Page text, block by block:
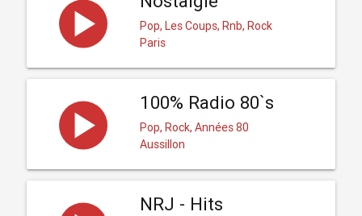
Pop, Les Coups, Rnb, Rock
Paris
100% Radio 80`s
Pop, Rock, Années 80
Aussillon
NRJ - Hits